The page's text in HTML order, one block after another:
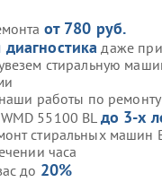
от 780 руб.
диагностика даже
стиральную
работы по
55100 BL до 3-х
стиральных машин
часа
до 20%